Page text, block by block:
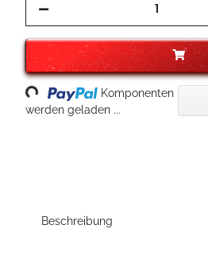
Komponenten
werden geladen ...
Beschreibung